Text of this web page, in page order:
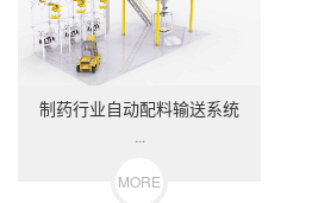
制药行业自动配料输送系统
...
MORE